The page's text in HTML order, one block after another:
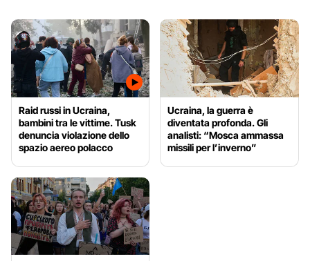
Raid russi in Ucraina,
bambini tra le vittime. Tusk
denuncia violazione dello
spazio aereo polacco
Ucraina, la guerra è
diventata profonda. Gli
analisti: “Mosca ammassa
missili per l’inverno”